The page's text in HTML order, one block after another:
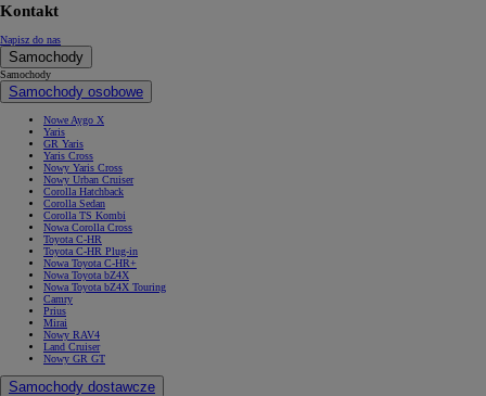
Kontakt
Napisz do nas
Samochody
Samochody
Samochody osobowe
Nowe Aygo X
Yaris
GR Yaris
Yaris Cross
Nowy Yaris Cross
Nowy Urban Cruiser
Corolla Hatchback
Corolla Sedan
Corolla TS Kombi
Nowa Corolla Cross
Toyota C-HR
Toyota C-HR Plug-in
Nowa Toyota C-HR+
Nowa Toyota bZ4X
Nowa Toyota bZ4X Touring
Camry
Prius
Mirai
Nowy RAV4
Land Cruiser
Nowy GR GT
Samochody dostawcze